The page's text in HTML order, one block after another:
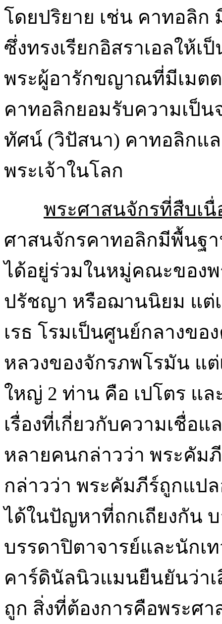
โดยปริยาย เช่น คาทอลิก
ซึ่งทรงเรียกอิสราเอลให้
พระผู้อารักขญาณที่มีเมต
คาทอลิกยอมรับความเป็
ทัศน์ (วิปัสนา) คาทอลิกแ
พระเจ้าในโลก
พระศาสนจักรที่สืบเ
ศาสนจักรคาทอลิกมีพื้นฐ
ได้อยู่ร่วมในหมู่คณะของพ
ปรัชญา หรือฌานนิยม แต่
เรธ โรมเป็นศูนย์กลางขอ
หลวงของจักรภพโรมัน แ
ใหญ่ 2 ท่าน คือ เปโตร แ
เรื่องที่เกี่ยวกับความเชื่อ
หลายคนกล่าวว่า พระคัม
กล่าวว่า พระคัมภีร์ถูกแป
ได้ในปัญหาที่ถกเถียงกัน
บรรดาปิตาจารย์และนักเ
คาร์ดินัลนิวแมนยืนยันว่าเ
ถูก สิ่งที่ต้องการคือพระศ